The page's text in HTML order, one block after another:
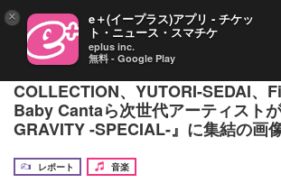
UNFAIR RULE、レトロリロン、ACE
COLLECTION、YUTORI-SEDAI、
Baby Cantaら次世代アーティスト
GRAVITY -SPECIAL-』に集結の画
レポート
音楽
× e＋(イープラス)アプリ - チケッ
ト・ニュース・スマチケ
eplus inc.
無料 - Google Play